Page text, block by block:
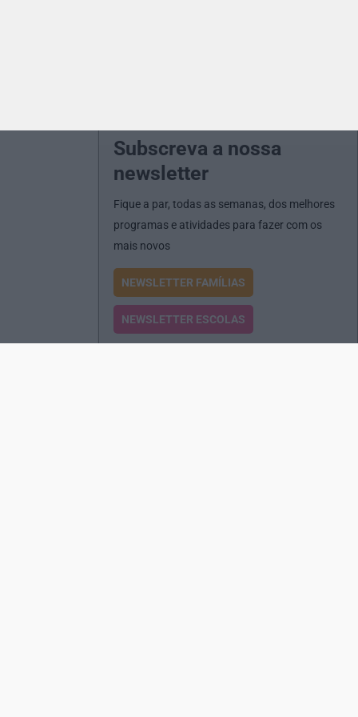
Subscreva a nossa
newsletter
Fique a par, todas as semanas, dos melhores
programas e atividades para fazer com os
mais novos
NEWSLETTER FAMÍLIAS
NEWSLETTER ESCOLAS